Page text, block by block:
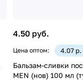
4.50 руб.
Цена оптом: 4.07
Бальзам-сливки
MEN (нов) 100 мл